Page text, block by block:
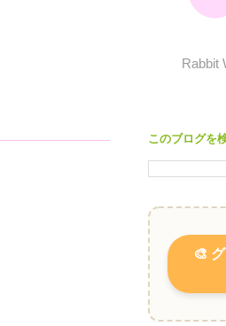
Rabbit
このブログを
🎨